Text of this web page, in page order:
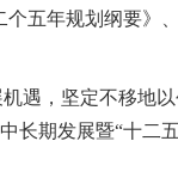
年规划纲要》
，坚定不移地
长期发展暨“十二五